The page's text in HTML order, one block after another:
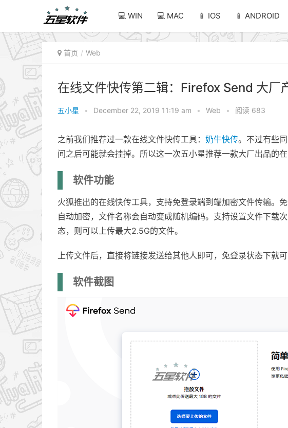
💻 WIN 💻 MAC 📱 IOS 📱 ANDROID
首页 Web
在线文件快传第二辑：Firefox Send 大厂
五小星 • December 22, 2019 11:19 am • Web • 阅读 683
之前我们推荐过一款在线文件快传工具： 奶牛快传。不过有些
间之后可能就会挂掉。所以这一次五小星推荐一款大厂出品的在
软件功能
火狐推出的在线快传工具，支持免登录端到端加密文件传输。
自动加密，文件名称会自动变成随机编码。支持设置文件下载
态，则可以上传最大2.5G的文件。
上传文件后，直接将链接发送给其他人即可，免登录状态下就可
软件截图